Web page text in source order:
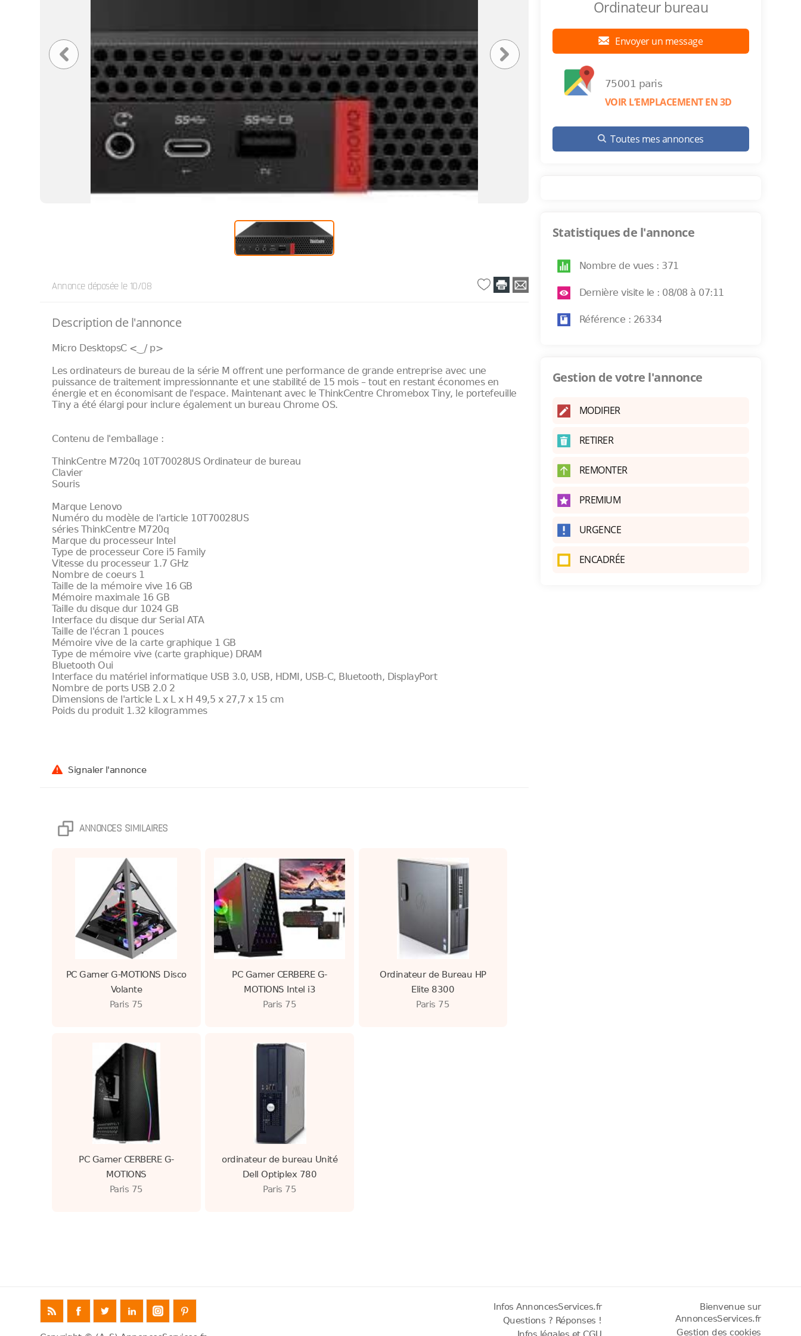
Annonce déposée le 10/08
Description de l'annonce
Micro DesktopsC <‿/ p>
Les ordinateurs de bureau de la série M offrent une performance de grande entreprise avec une
puissance de traitement impressionnante et une stabilité de 15 mois – tout en restant économes en
énergie et en économisant de l'espace. Maintenant avec le ThinkCentre Chromebox Tiny, le portefeuille
Tiny a été élargi pour inclure également un bureau Chrome OS.
Contenu de l'emballage :
ThinkCentre M720q 10T70028US Ordinateur de bureau
Clavier
Souris
Marque Lenovo
Numéro du modèle de l'article 10T70028US
séries ThinkCentre M720q
Marque du processeur Intel
Type de processeur Core i5 Family
Vitesse du processeur 1.7 GHz
Nombre de coeurs 1
Taille de la mémoire vive 16 GB
Mémoire maximale 16 GB
Taille du disque dur 1024 GB
Interface du disque dur Serial ATA
Taille de l'écran 1 pouces
Mémoire vive de la carte graphique 1 GB
Type de mémoire vive (carte graphique) DRAM
Bluetooth Oui
Interface du matériel informatique USB 3.0, USB, HDMI, USB-C, Bluetooth, DisplayPort
Nombre de ports USB 2.0 2
Dimensions de l'article L x L x H 49,5 x 27,7 x 15 cm
Poids du produit 1.32 kilogrammes
Signaler l'annonce
ANNONCES SIMILAIRES
PC Gamer G-MOTIONS Disco
Volante
Paris 75
PC Gamer CERBERE G-
MOTIONS Intel i3
Paris 75
Ordinateur de Bureau HP
Elite 8300
Paris 75
PC Gamer CERBERE G-
MOTIONS
Paris 75
ordinateur de bureau Unité
Dell Optiplex 780
Paris 75
Ordinateur bureau
Envoyer un message
75001 paris
VOIR L’EMPLACEMENT EN 3D
Toutes mes annonces
Statistiques de l'annonce
Nombre de vues : 371
Dernière visite le : 08/08 à 07:11
Référence : 26334
Gestion de votre l'annonce
MODIFIER
RETIRER
REMONTER
PREMIUM
URGENCE
ENCADRÉE
Infos AnnoncesServices.fr
Questions ? Réponses !
Bienvenue sur
AnnoncesServices.fr
Gestion des cookies